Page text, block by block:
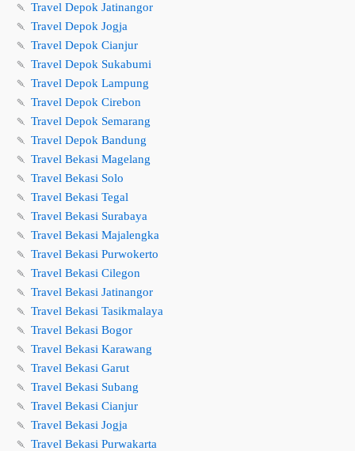
🍡 Travel Depok Jatinangor
🍡 Travel Depok Jogja
🍡 Travel Depok Cianjur
🍡 Travel Depok Sukabumi
🍡 Travel Depok Lampung
🍡 Travel Depok Cirebon
🍡 Travel Depok Semarang
🍡 Travel Depok Bandung
🍡 Travel Bekasi Magelang
🍡 Travel Bekasi Solo
🍡 Travel Bekasi Tegal
🍡 Travel Bekasi Surabaya
🍡 Travel Bekasi Majalengka
🍡 Travel Bekasi Purwokerto
🍡 Travel Bekasi Cilegon
🍡 Travel Bekasi Jatinangor
🍡 Travel Bekasi Tasikmalaya
🍡 Travel Bekasi Bogor
🍡 Travel Bekasi Karawang
🍡 Travel Bekasi Garut
🍡 Travel Bekasi Subang
🍡 Travel Bekasi Cianjur
🍡 Travel Bekasi Jogja
🍡 Travel Bekasi Purwakarta